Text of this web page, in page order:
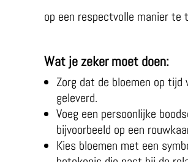
op een respectvolle manier te
Wat je zeker moet doen:
Zorg dat de bloemen op tijd
geleverd.
Voeg een persoonlijke
bijvoorbeeld op een
Kies bloemen met een